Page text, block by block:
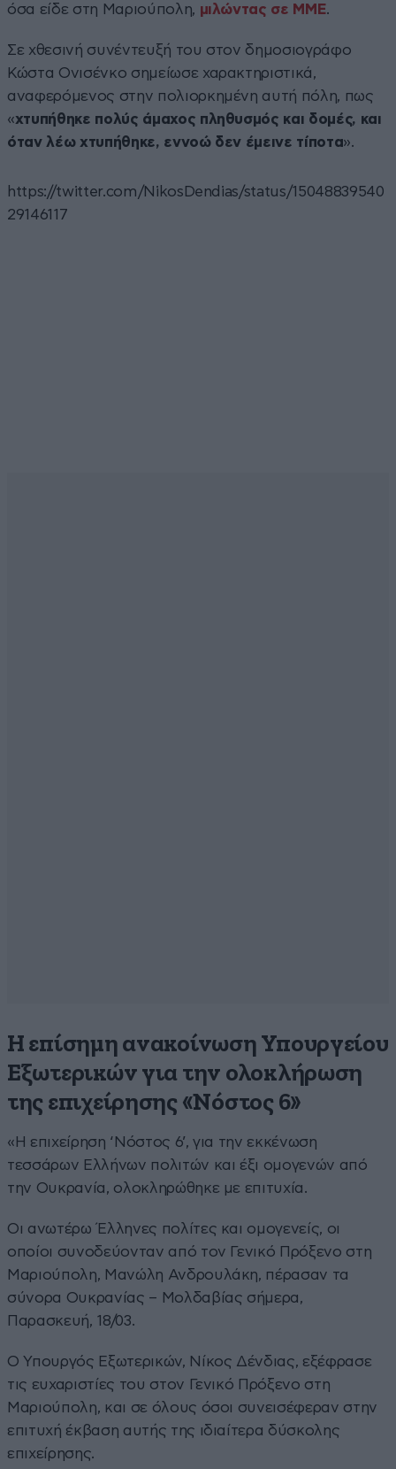
όσα είδε στη Μαριούπολη, μιλώντας σε ΜΜΕ.
Σε χθεσινή συνέντευξή του στον δημοσιογράφο
Κώστα Ονισένκο σημείωσε χαρακτηριστικά,
αναφερόμενος στην πολιορκημένη αυτή πόλη, πως
«χτυπήθηκε πολύς άμαχος πληθυσμός και δομές, και
όταν λέω χτυπήθηκε, εννοώ δεν έμεινε τίποτα».
https://twitter.com/NikosDendias/status/15048839540
29146117
Η επίσημη ανακοίνωση Υπουργείου
Εξωτερικών για την ολοκλήρωση
της επιχείρησης «Nόστος 6»
«Η επιχείρηση ‘Νόστος 6’, για την εκκένωση
τεσσάρων Ελλήνων πολιτών και έξι ομογενών από
την Ουκρανία, oλοκληρώθηκε με επιτυχία.
Οι ανωτέρω Έλληνες πολίτες και ομογενείς, οι
οποίοι συνοδεύονταν από τον Γενικό Πρόξενο στη
Μαριούπολη, Μανώλη Ανδρουλάκη, πέρασαν τα
σύνορα Ουκρανίας – Μολδαβίας σήμερα,
Παρασκευή, 18/03.
Ο Υπουργός Εξωτερικών, Νίκος Δένδιας, εξέφρασε
τις ευχαριστίες του στον Γενικό Πρόξενο στη
Μαριούπολη, και σε όλους όσοι συνεισέφεραν στην
επιτυχή έκβαση αυτής της ιδιαίτερα δύσκολης
επιχείρησης.